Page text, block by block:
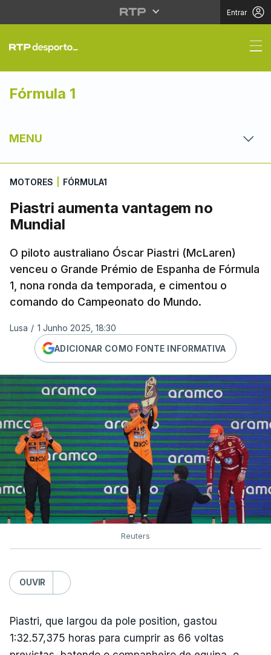
Entrar
Piastri aumenta
Fórmula 1
MENU
MOTORES FÓRMULA1
Piastri aumenta vantagem no
Mundial
O piloto australiano Óscar Piastri (McLaren)
venceu o Grande Prémio de Espanha de Fórmula
1, nona ronda da temporada, e cimentou o
comando do Campeonato do Mundo.
Lusa / 1 Junho 2025, 18:30
ADICIONAR COMO FONTE INFORMATIVA
Reuters
OUVIR
Piastri, que largou da pole position, gastou
1:32.57,375 horas para cumprir as 66 voltas